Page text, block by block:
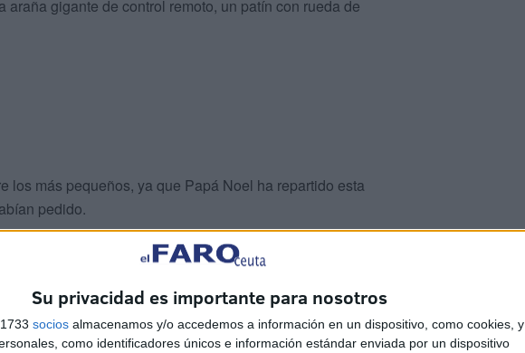
Su privacidad es importante para nosotros
socios almacenamos y/o accedemos a información en un dispositivo, como cookies, y
como identificadores únicos e información estándar enviada por un dispositivo
gigante de control remoto, un patín con rueda de
los más pequeños, ya que Papá Noel ha repartido esta
pedido.